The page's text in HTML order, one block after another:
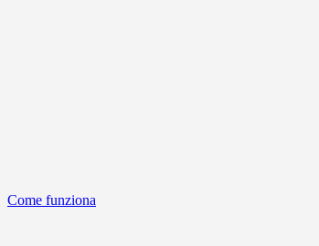
Come funziona